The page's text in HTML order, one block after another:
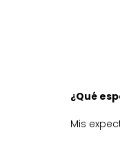
¿Qué
Mis